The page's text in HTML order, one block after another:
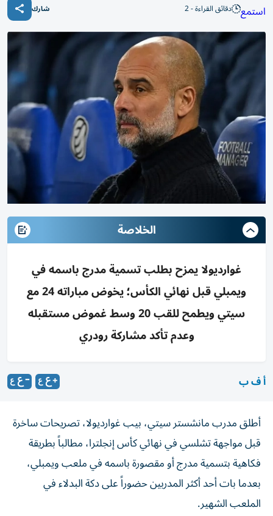
استمع دقائق القراءة - 2 شارك
الخلاصة
غوارديولا يمزح بطلب تسمية مدرج باسمه في
ويمبلي قبل نهائي الكأس؛ يخوض مباراته 24 مع
سيتي ويطمح للقب 20 وسط غموض مستقبله
وعدم تأكد مشاركة رودري
أ ف ب
أطلق مدرب مانشستر سيتي، بيب غوارديولا، تصريحات ساخرة
قبل مواجهة تشلسي في نهائي كأس إنجلترا، مطالباً بطريقة
فكاهية بتسمية مدرج أو مقصورة باسمه في ملعب ويمبلي،
بعدما بات أحد أكثر المدربين حضوراً على دكة البدلاء في
الملعب الشهير.